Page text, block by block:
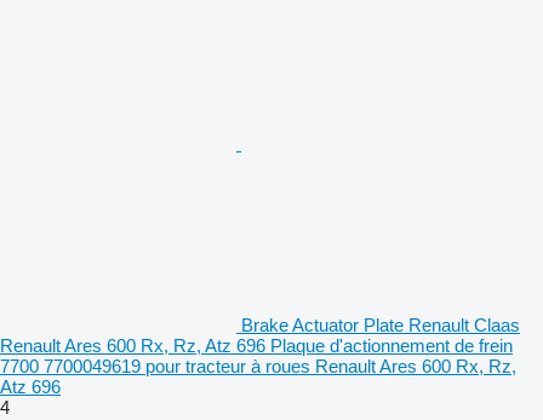
Brake Actuator Plate Renault Claas
Renault Ares 600 Rx, Rz, Atz 696 Plaque d'actionnement de frein
7700 7700049619 pour tracteur à roues Renault Ares 600 Rx, Rz,
Atz 696
4